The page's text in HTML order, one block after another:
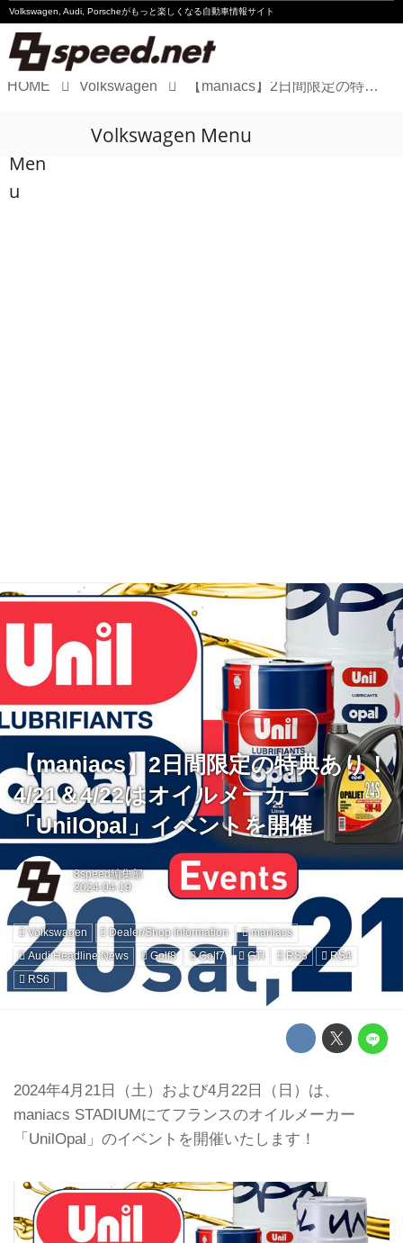
Volkswagen, Audi, Porscheがもっと楽しくなる自動車情報サイト
Audi
HOME Volkswagen 【maniacs】2日間限定の特典あり！4/21＆4/22はオイルメーカー「UnilOpal」イベントを開催
Men
u
Volkswagen Menu
【maniacs】2日間限定の特典あり！
4/21＆4/22はオイルメーカー
「UnilOpal」イベントを開催
8speed編集部
Volkswagen Dealer/Shop Information
maniacs
Audi Headline News
Golf8 Golf7 GTI RS3
RS4
RS6
2024年4月21日（土）および4月22日（日）は、
maniacs STADIUMにてフランスのオイルメーカー
「UnilOpal」のイベントを開催いたします！